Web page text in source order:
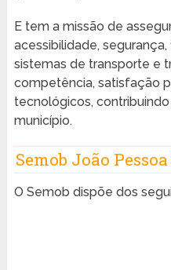
E tem a missão de
acessibilidade,
sistemas de transporte e
competência, satisfação
tecnológicos,
município.
Semob João
O Semob dispõe dos